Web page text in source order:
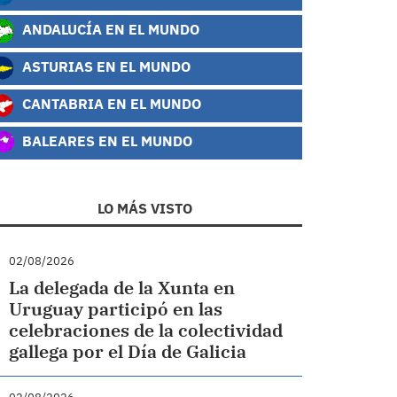
ANDALUCÍA EN EL MUNDO
ASTURIAS EN EL MUNDO
CANTABRIA EN EL MUNDO
BALEARES EN EL MUNDO
LO MÁS VISTO
02/08/2026
La delegada de la Xunta en
Uruguay participó en las
celebraciones de la colectividad
gallega por el Día de Galicia